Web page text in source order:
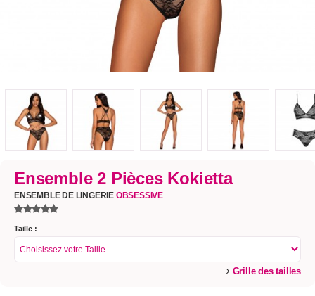
Ensemble 2 Pièces Kokietta
ENSEMBLE DE LINGERIE OBSESSIVE
Taille :
Grille des tailles